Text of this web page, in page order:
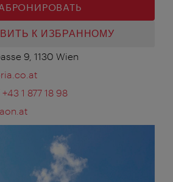
К ИЗБРАННОМУ
9, 1130 Wien
1 877 18 98